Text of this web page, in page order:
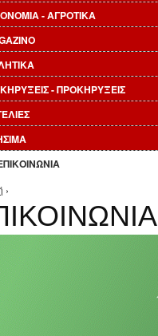
- ΑΓΡΟΤΙΚΑ
- ΠΡΟΚΗΡΥΞΕΙΣ
εδώ
›